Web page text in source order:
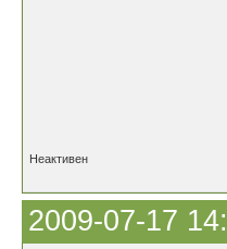
Неактивен
2009-07-17